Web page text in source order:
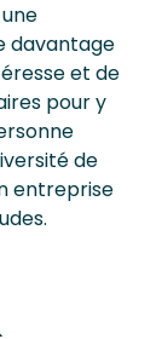
davantage
et de
pour y
de
entreprise